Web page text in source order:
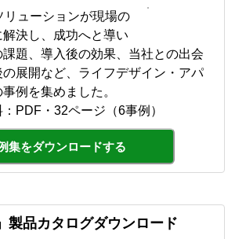
リューションが現場の
決し、成功へと導い
題、導入後の効果、当社との出会
展開など、ライフデザイン・アパ
例を集めました。
PDF・32ページ（6事例）
集をダウンロードする
製品カタログダウンロード